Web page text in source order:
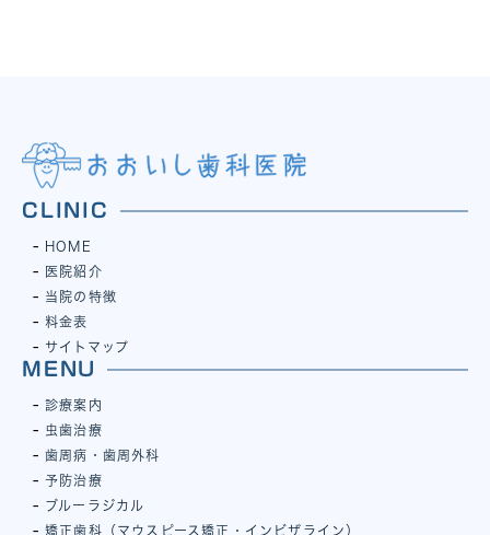
CLINIC
HOME
医院紹介
当院の特徴
料金表
サイトマップ
MENU
診療案内
虫歯治療
歯周病・歯周外科
予防治療
ブルーラジカル
矯正歯科（マウスピース矯正・インビザライン）